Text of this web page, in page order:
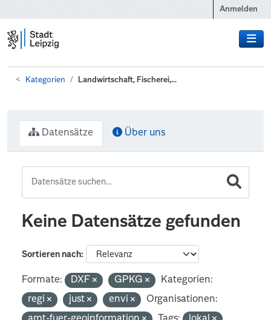
Anmelden
Kategorien Landwirtschaft, Fischerei,...
Datensätze Über uns
Keine Datensätze gefunden
Sortieren nach
Formate: DXF GPKG
Kategorien:
regi
just envi
Organisationen: